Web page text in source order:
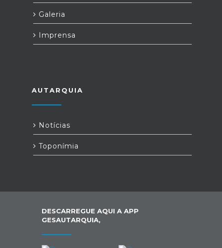
Galeria
Imprensa
AUTARQUIA
Notícias
Toponímia
DESCARREGUE AQUI A APP
GESAUTARQUIA,